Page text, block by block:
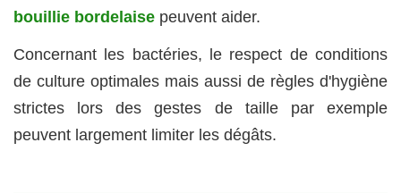
bouillie bordelaise peuvent aider.
Concernant les bactéries, le respect de conditions
de culture optimales mais aussi de règles d'hygiène
strictes lors des gestes de taille par exemple
peuvent largement limiter les dégâts.